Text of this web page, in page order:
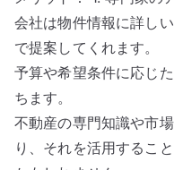
会社は物件情報に詳し
で提案してくれます。
予算や希望条件に応じ
ちます。
不動産の専門知識や市
り、それを活用するこ